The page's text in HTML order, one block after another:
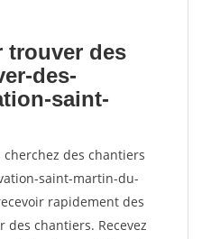
trouver des
des-
saint-
des chantiers
saint-martin-du-
rapidement des
chantiers. Recevez